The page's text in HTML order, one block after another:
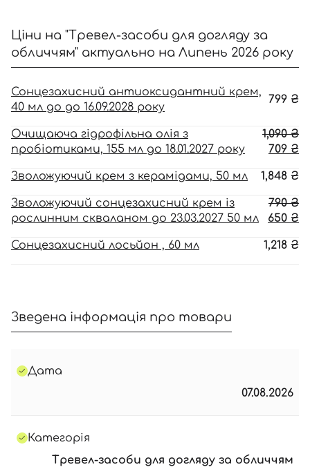
Ціни на "Тревел-засоби для догляду за
обличчям" актуально на Липень 2026 року
Сонцезахисний антиоксидантний крем,
40 мл до до 16.09.2028 року
799 ₴
Очищаюча гідрофільна олія з
пробіотиками, 155 мл до 18.01.2027 року
1,090₴
709 ₴
Зволожуючий крем з керамідами, 50 мл 1,848 ₴
Зволожуючий сонцезахисний крем із
рослинним скваланом до 23.03.2027 50 мл
790₴
650 ₴
Сонцезахисний лосьйон , 60 мл 1,218 ₴
Зведена інформація про товари
Дата
07.08.2026
Категорія
Тревел-засоби для догляду за обличчям